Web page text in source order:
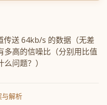
传送 64kb/s 的数据（无差
多高的信噪比（分别用比值
问题？）
与解析